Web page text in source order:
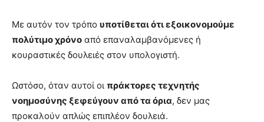
Με αυτόν τον τρόπο υποτίθεται ότι εξοικονομούμε
πολύτιμο χρόνο από επαναλαμβανόμενες ή
κουραστικές δουλειές στον υπολογιστή.
Ωστόσο, όταν αυτοί οι πράκτορες τεχνητής
νοημοσύνης ξεφεύγουν από τα όρια, δεν μας
προκαλούν απλώς επιπλέον δουλειά.